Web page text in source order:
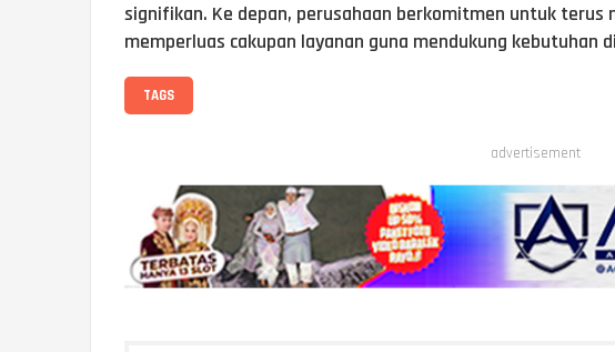
signifikan. Ke depan, perusahaan berkomitmen untuk terus
memperluas cakupan layanan guna mendukung kebutuhan
TAGS
advertisement